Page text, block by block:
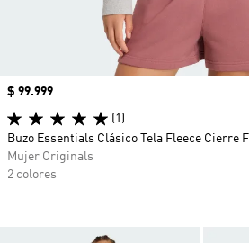
Precio
$ 99.999
(1)
Buzo Essentials Clásico Tela Fleece Cierre
Mujer Originals
2 colores